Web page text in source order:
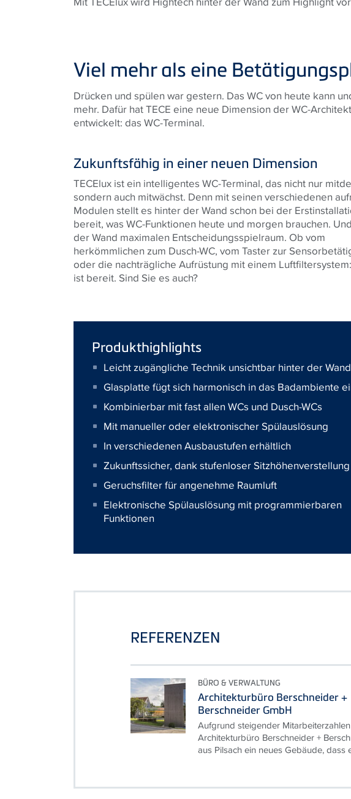
Viel mehr als eine
Drücken und spülen war gestern. Das WC von heute kann
mehr. Dafür hat TECE eine neue Dimension der WC-
entwickelt: das WC-Terminal.
Zukunftsfähig in einer neuen Dimension
TECElux ist ein intelligentes WC-Terminal, das nicht nur
sondern auch mitwächst. Denn mit seinen verschiedenen
Modulen stellt es hinter der Wand schon bei der
bereit, was WC-Funktionen heute und morgen brauchen.
der Wand maximalen Entscheidungsspielraum. Ob vom
herkömmlichen zum Dusch-WC, vom Taster zur
oder die nachträgliche Aufrüstung mit einem
ist bereit. Sind Sie es auch?
Produkthighlights
Leicht zugängliche Technik unsichtbar hinter der Wand
Glasplatte fügt sich harmonisch in das Badambiente
Kombinierbar mit fast allen WCs und Dusch-WCs
Mit manueller oder elektronischer Spülauslösung
In verschiedenen Ausbaustufen erhältlich
Zukunftssicher, dank stufenloser Sitzhöhenverstellung
Geruchsfilter für angenehme Raumluft
Elektronische Spülauslösung mit programmierbaren
Funktionen
REFERENZEN
BÜRO & VERWALTUNG
Architekturbüro Berschneider +
Berschneider GmbH
Aufgrund steigender
Architekturbüro Berschneider +
aus Pilsach ein neues Gebäude, dass